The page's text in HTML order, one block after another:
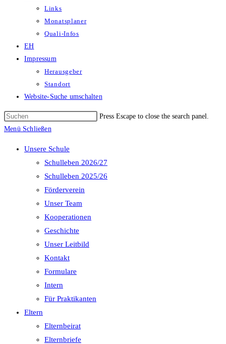
Links
Monatsplaner
Quali-Infos
EH
Impressum
Herausgeber
Standort
Website-Suche umschalten
Press Escape to close the search panel.
Menü Schließen
Unsere Schule
Schulleben 2026/27
Schulleben 2025/26
Förderverein
Unser Team
Kooperationen
Geschichte
Unser Leitbild
Kontakt
Formulare
Intern
Für Praktikanten
Eltern
Elternbeirat
Elternbriefe